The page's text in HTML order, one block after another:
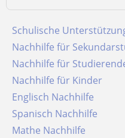
Schulische
Nachhilfe für
Nachhilfe für
Nachhilfe für Kinder
Englisch Nachhilfe
Spanisch Nachhilfe
Mathe Nachhilfe